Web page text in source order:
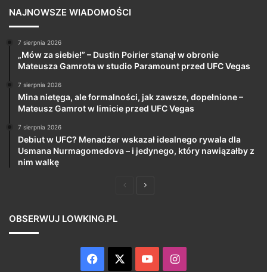
NAJNOWSZE WIADOMOŚCI
7 sierpnia 2026
„Mów za siebie!” – Dustin Poirier stanął w obronie
Mateusza Gamrota w studio Paramount przed UFC Vegas
7 sierpnia 2026
Mina nietęga, ale formalności, jak zawsze, dopełnione –
Mateusz Gamrot w limicie przed UFC Vegas
7 sierpnia 2026
Debiut w UFC? Menadżer wskazał idealnego rywala dla
Usmana Nurmagomedova – i jedynego, który nawiązałby z
nim walkę
PoprzedniaNastępna
OBSERWUJ LOWKING.PL
Facebook YouTubeInstagram